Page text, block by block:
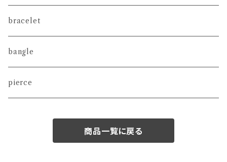
bracelet
bangle
pierce
商品一覧に戻る